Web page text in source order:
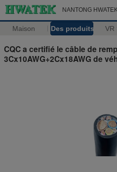
NANTONG
Maison Des produits VR
CQC a certifié le câble de
3Cx10AWG+2Cx18AWG de